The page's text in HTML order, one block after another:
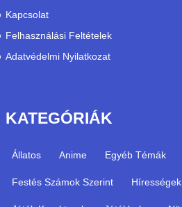
Kapcsolat
Felhasználási Feltételek
Adatvédelmi Nyilatkozat
KATEGÓRIÁK
Állatos Anime Egyéb Témák
Festés Számok Szerint Hírességek